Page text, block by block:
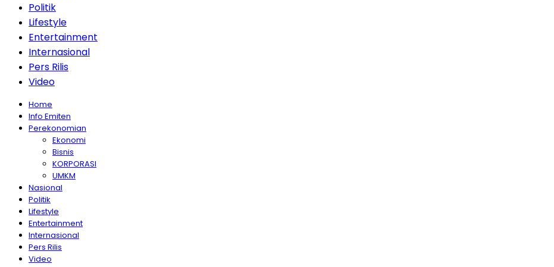
Politik
Lifestyle
Entertainment
Internasional
Pers Rilis
Video
Home
Info Emiten
Perekonomian
Ekonomi
Bisnis
KORPORASI
UMKM
Nasional
Politik
Lifestyle
Entertainment
Internasional
Pers Rilis
Video